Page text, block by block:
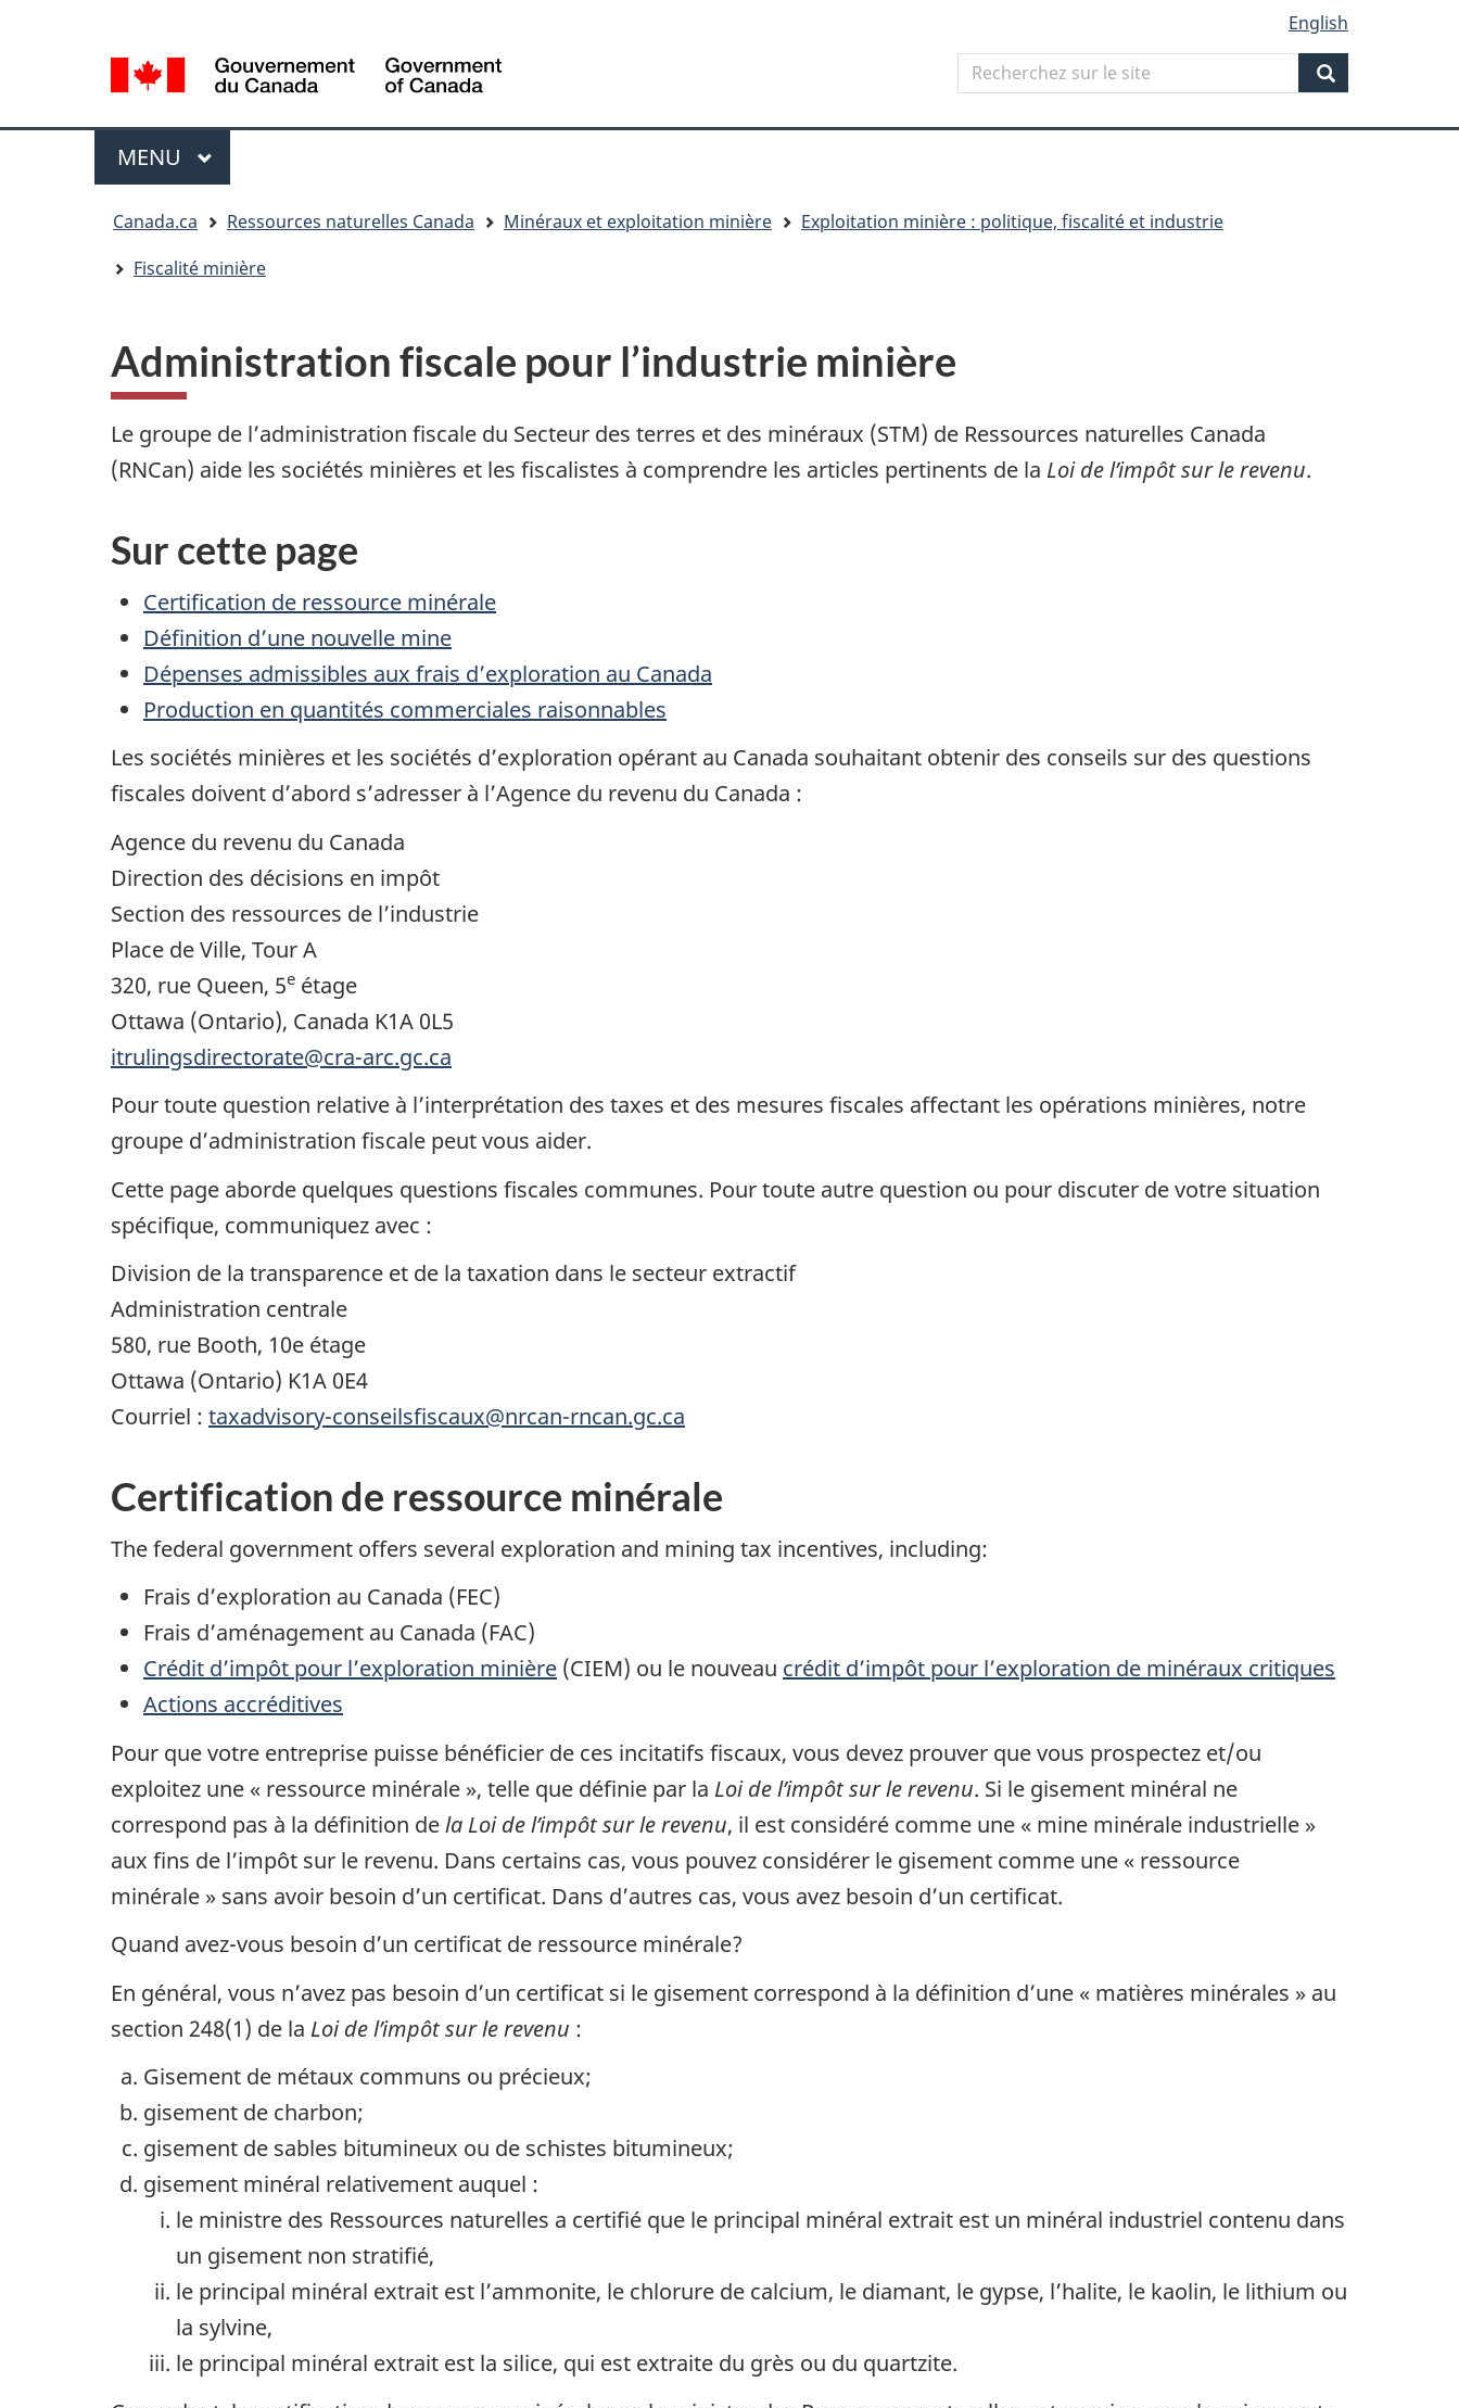
HTML
de
la
langue
selection
English
Search
Recherchez
sur
Search
Menu
MENU PRINCIPAL
Canada.ca Ressources naturelles Canada Minéraux et exploitation minière
Exploitation minière : politique, fiscalité et industrie
Fiscalité minière
Administration fiscale pour l’industrie minière
Le groupe de l’administration fiscale du Secteur des terres et des minéraux (STM) de Ressources naturelles Canada
(RNCan) aide les sociétés minières et les fiscalistes à comprendre les articles pertinents de la Loi de l’impôt sur le revenu.
Sur cette page
Certification de ressource minérale
Définition d’une nouvelle mine
Dépenses admissibles aux frais d’exploration au Canada
Production en quantités commerciales raisonnables
Les sociétés minières et les sociétés d’exploration opérant au Canada souhaitant obtenir des conseils sur des questions
fiscales doivent d’abord s’adresser à l’Agence du revenu du Canada :
Agence du revenu du Canada
Direction des décisions en impôt
Section des ressources de l’industrie
Place de Ville, Tour A
320, rue Queen, 5e étage
Ottawa (Ontario), Canada K1A 0L5
itrulingsdirectorate@cra-arc.gc.ca
Pour toute question relative à l’interprétation des taxes et des mesures fiscales affectant les opérations minières, notre
groupe d’administration fiscale peut vous aider.
Cette page aborde quelques questions fiscales communes. Pour toute autre question ou pour discuter de votre situation
spécifique, communiquez avec :
Division de la transparence et de la taxation dans le secteur extractif
Administration centrale
580, rue Booth, 10e étage
Ottawa (Ontario) K1A 0E4
Courriel : taxadvisory-conseilsfiscaux@nrcan-rncan.gc.ca
Certification de ressource minérale
The federal government offers several exploration and mining tax incentives, including:
Frais d’exploration au Canada (FEC)
Frais d’aménagement au Canada (FAC)
Crédit d’impôt pour l’exploration minière (CIEM) ou le nouveau crédit d’impôt pour l’exploration de minéraux critiques
Actions accréditives
Pour que votre entreprise puisse bénéficier de ces incitatifs fiscaux, vous devez prouver que vous prospectez et/ou
exploitez une « ressource minérale », telle que définie par la Loi de l’impôt sur le revenu. Si le gisement minéral ne
correspond pas à la définition dela Loi de l’impôt sur le revenu, il est considéré comme une « mine minérale industrielle »
aux fins de l’impôt sur le revenu. Dans certains cas, vous pouvez considérer le gisement comme une « ressource
minérale » sans avoir besoin d’un certificat. Dans d’autres cas, vous avez besoin d’un certificat.
Quand avez-vous besoin d’un certificat de ressource minérale?
En général, vous n’avez pas besoin d’un certificat si le gisement correspond à la définition d’une « matières minérales » au
section 248(1) de la Loi de l’impôt sur le revenu :
Gisement de métaux communs ou précieux;
gisement de charbon;
gisement de sables bitumineux ou de schistes bitumineux;
gisement minéral relativement auquel :
le ministre des Ressources naturelles a certifié que le principal minéral extrait est un minéral industriel contenu dans
un gisement non stratifié,
le principal minéral extrait est l’ammonite, le chlorure de calcium, le diamant, le gypse, l’halite, le kaolin, le lithium ou
la sylvine,
le principal minéral extrait est la silice, qui est extraite du grès ou du quartzite.